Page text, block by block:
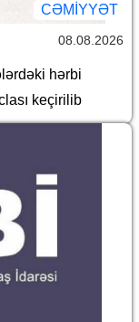
CƏMİYYƏT
08.08.2026
hərbi
keçirilib